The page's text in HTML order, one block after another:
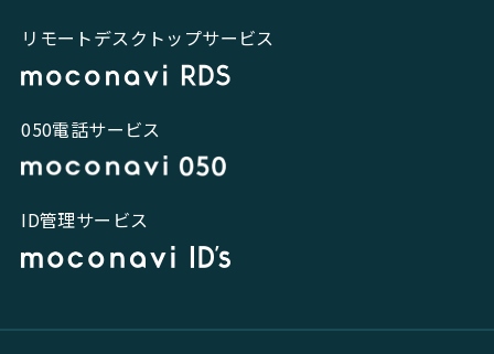
リモートデスクトップサービス
050電話サービス
ID管理サービス